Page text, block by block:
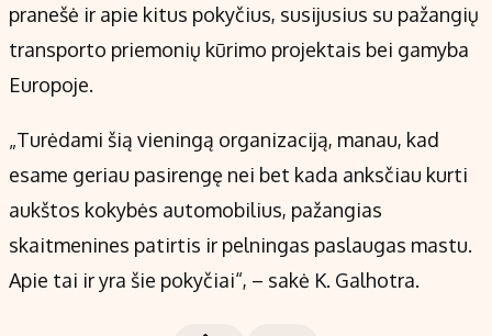
pranešė ir apie kitus pokyčius, susijusius su pažangių
transporto priemonių kūrimo projektais bei gamyba
Europoje.
„Turėdami šią vieningą organizaciją, manau, kad
esame geriau pasirengę nei bet kada anksčiau kurti
aukštos kokybės automobilius, pažangias
skaitmenines patirtis ir pelningas paslaugas mastu.
Apie tai ir yra šie pokyčiai“, – sakė K. Galhotra.